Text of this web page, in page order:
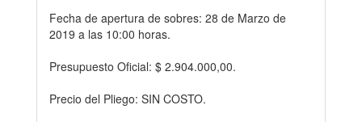
Fecha de apertura de sobres: 28 de Marzo de
2019 a las 10:00 horas.
Presupuesto Oficial: $ 2.904.000,00.
Precio del Pliego: SIN COSTO.